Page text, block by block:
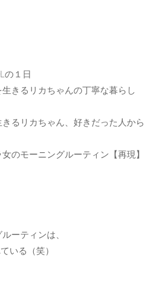
の１日
生きるリカちゃんの丁寧な暮らし
きるリカちゃん、好きだった人から
のモーニングルーティン【再現】
ーティンは、
いる（笑）